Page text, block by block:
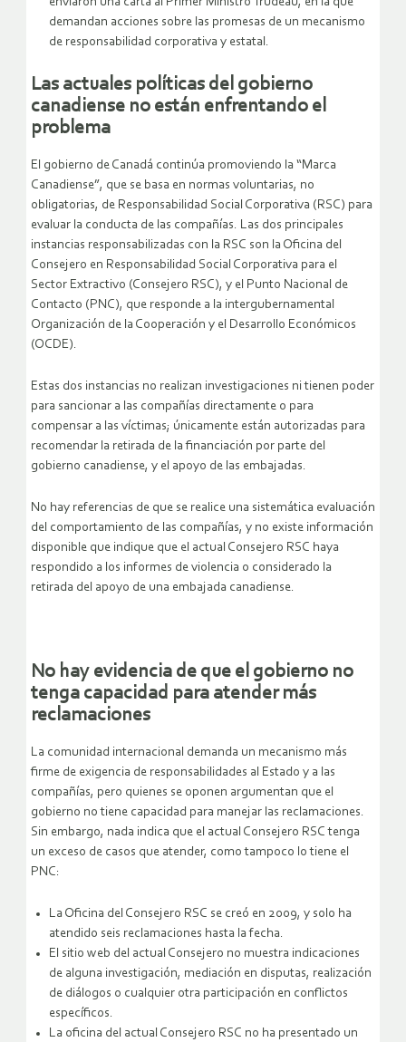
demandan acciones sobre las promesas de un mecanismo
de responsabilidad corporativa y estatal.
Las actuales políticas del gobierno
canadiense no están enfrentando el
problema
El gobierno de Canadá continúa promoviendo la “Marca
Canadiense”, que se basa en normas voluntarias, no
obligatorias, de Responsabilidad Social Corporativa (RSC) para
evaluar la conducta de las compañías. Las dos principales
instancias responsabilizadas con la RSC son la Oficina del
Consejero en Responsabilidad Social Corporativa para el
Sector Extractivo (Consejero RSC), y el Punto Nacional de
Contacto (PNC), que responde a la intergubernamental
Organización de la Cooperación y el Desarrollo Económicos
(OCDE).
Estas dos instancias no realizan investigaciones ni tienen poder
para sancionar a las compañías directamente o para
compensar a las víctimas; únicamente están autorizadas para
recomendar la retirada de la financiación por parte del
gobierno canadiense, y el apoyo de las embajadas.
No hay referencias de que se realice una sistemática evaluación
del comportamiento de las compañías, y no existe información
disponible que indique que el actual Consejero RSC haya
respondido a los informes de violencia o considerado la
retirada del apoyo de una embajada canadiense.
No hay evidencia de que el gobierno no
tenga capacidad para atender más
reclamaciones
La comunidad internacional demanda un mecanismo más
firme de exigencia de responsabilidades al Estado y a las
compañías, pero quienes se oponen argumentan que el
gobierno no tiene capacidad para manejar las reclamaciones.
Sin embargo, nada indica que el actual Consejero RSC tenga
un exceso de casos que atender, como tampoco lo tiene el
PNC:
La Oficina del Consejero RSC se creó en 2009, y solo ha
atendido seis reclamaciones hasta la fecha.
El sitio web del actual Consejero no muestra indicaciones
de alguna investigación, mediación en disputas, realización
de diálogos o cualquier otra participación en conflictos
específicos.
La oficina del actual Consejero RSC no ha presentado un